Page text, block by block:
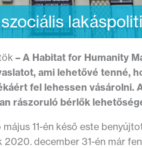
– A Habitat for Humanity
ami lehetővé tenné,
fel lehessen vásárolni.
rászoruló bérlők
11-én késő este
december 31-én már